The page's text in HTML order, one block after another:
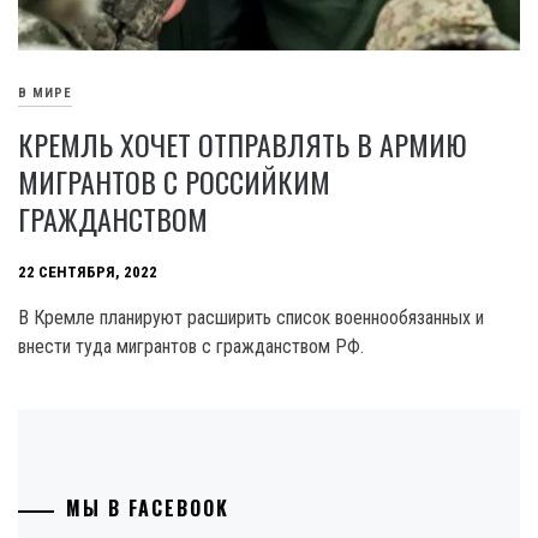
В МИРЕ
КРЕМЛЬ ХОЧЕТ ОТПРАВЛЯТЬ В АРМИЮ
МИГРАНТОВ С РОССИЙКИМ
ГРАЖДАНСТВОМ
22 СЕНТЯБРЯ, 2022
В Кремле планируют расширить список военнообязанных и
внести туда мигрантов с гражданством РФ.
МЫ В FACEBOOK